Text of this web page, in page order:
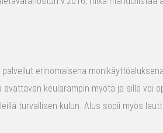
erinomaisena
keularampin myötä ja sillä voi
turvallisen kulun. Alus sopii myös